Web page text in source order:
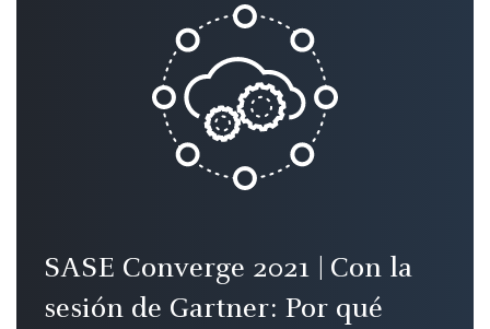
SASE Converge 2021 | Con la
sesión de Gartner: Por qué